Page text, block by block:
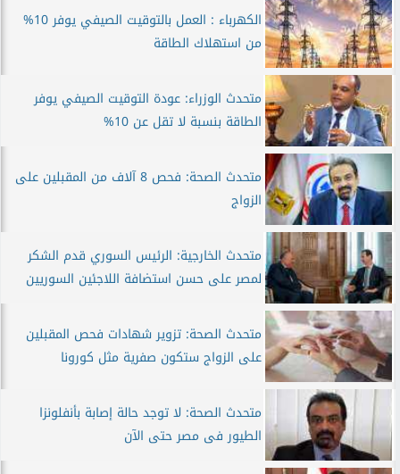
الكهرباء : العمل بالتوقيت الصيفي يوفر 10%
من استهلاك الطاقة
متحدث الوزراء: عودة التوقيت الصيفي يوفر
الطاقة بنسبة لا تقل عن 10%
متحدث الصحة: فحص 8 آلاف من المقبلين على
الزواج
متحدث الخارجية: الرئيس السوري قدم الشكر
لمصر على حسن استضافة اللاجئين السوريين
متحدث الصحة: تزوير شهادات فحص المقبلين
على الزواج ستكون صفرية مثل كورونا
متحدث الصحة: لا توجد حالة إصابة بأنفلونزا
الطيور فى مصر حتى الآن